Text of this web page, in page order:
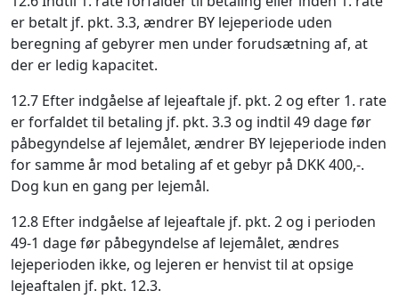
er betalt jf. pkt. 3.3, ændrer BY lejeperiode uden
beregning af gebyrer men under forudsætning af, at
der er ledig kapacitet.
12.7 Efter indgåelse af lejeaftale jf. pkt. 2 og efter 1. rate
er forfaldet til betaling jf. pkt. 3.3 og indtil 49 dage før
påbegyndelse af lejemålet, ændrer BY lejeperiode inden
for samme år mod betaling af et gebyr på DKK 400,-.
Dog kun en gang per lejemål.
12.8 Efter indgåelse af lejeaftale jf. pkt. 2 og i perioden
49-1 dage før påbegyndelse af lejemålet, ændres
lejeperioden ikke, og lejeren er henvist til at opsige
lejeaftalen jf. pkt. 12.3.